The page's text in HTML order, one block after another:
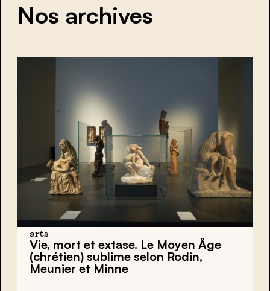
Nos archives
arts
Vie, mort et extase. Le Moyen Âge
(chrétien) sublime selon Rodin,
Meunier et Minne